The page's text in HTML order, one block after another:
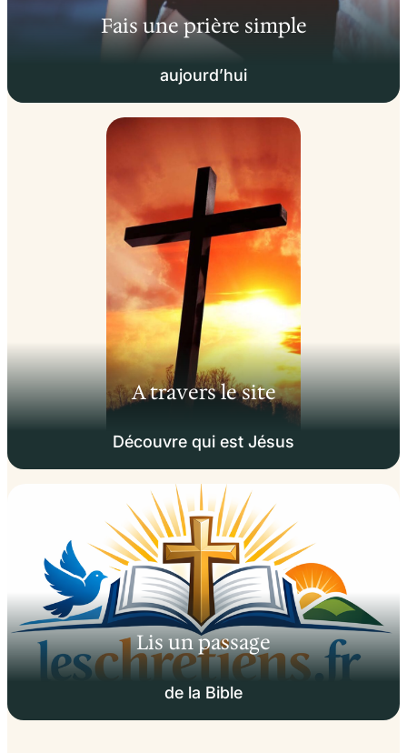
Fais une prière simple
aujourd’hui
A travers le site
Découvre qui est Jésus
Lis un passage
de la Bible